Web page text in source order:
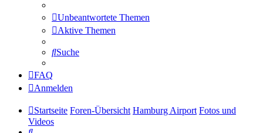
Unbeantwortete Themen
Aktive Themen
Suche
FAQ
Anmelden
Startseite Foren-Übersicht Hamburg Airport Fotos und
Videos